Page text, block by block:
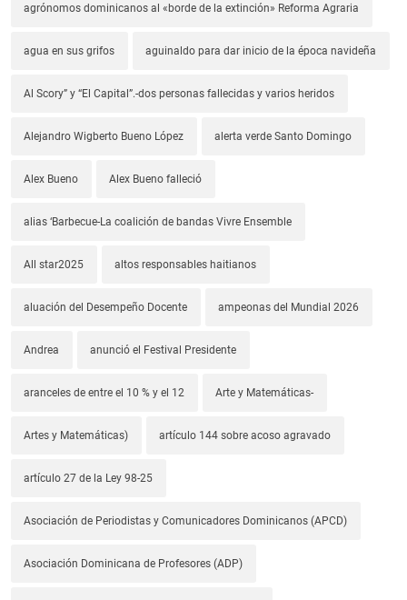
agrónomos dominicanos al «borde de la extinción» Reforma Agraria
agua en sus grifos aguinaldo para dar inicio de la época navideña
Al Scory” y “El Capital”.-dos personas fallecidas y varios heridos
Alejandro Wigberto Bueno López alerta verde Santo Domingo
Alex Bueno Alex Bueno falleció
alias ‘Barbecue-La coalición de bandas Vivre Ensemble
All star2025 altos responsables haitianos
aluación del Desempeño Docente ampeonas del Mundial 2026
Andrea anunció el Festival Presidente
aranceles de entre el 10 % y el 12 Arte y Matemáticas-
Artes y Matemáticas) artículo 144 sobre acoso agravado
artículo 27 de la Ley 98-25
Asociación de Periodistas y Comunicadores Dominicanos (APCD)
Asociación Dominicana de Profesores (ADP)